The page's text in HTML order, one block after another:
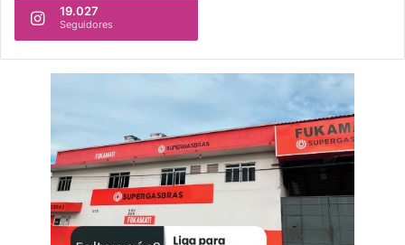
19.027
Seguidores